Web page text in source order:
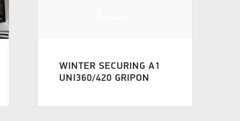
WINTER SECURING A1
UNI360/420 GRIPON